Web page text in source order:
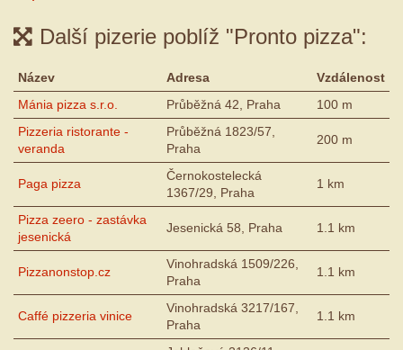
Další pizerie poblíž "Pronto pizza":
Název Adresa
Vzdálenost
Mánia pizza s.r.o.
Průběžná 42, Praha
100 m
Pizzeria ristorante -
veranda
Průběžná 1823/57,
Praha
200 m
Paga pizza
Černokostelecká
1367/29, Praha
1 km
Pizza zeero - zastávka
jesenická
Jesenická 58, Praha 1.1 km
Pizzanonstop.cz
Vinohradská 1509/226,
Praha
1.1 km
Caffé pizzeria vinice
Vinohradská 3217/167,
Praha
1.1 km